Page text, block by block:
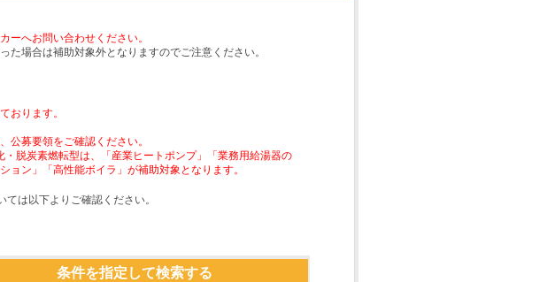
ーへお問い合わせください。
場合は補助対象外となりますのでご注意ください。
おります。
公募要領をご確認ください。
脱炭素燃転型は、「産業ヒートポンプ」「業務用給湯器の
ョン」「高性能ボイラ」が補助対象となります。
は以下よりご確認ください。
条件を指定して検索する